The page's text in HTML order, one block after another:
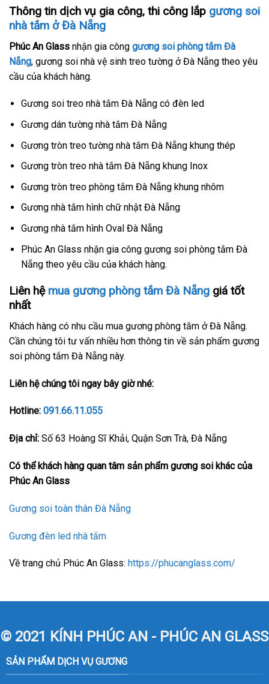
Thông tin dịch vụ gia công, thi công lắp gương soi
nhà tắm ở Đà Nẵng
Phúc An Glass nhận gia công gương soi phòng tắm Đà
Nẵng, gương soi nhà vệ sinh treo tường ở Đà Nẵng theo yêu
cầu của khách hàng.
Gương soi treo nhà tắm Đà Nẵng có đèn led
Gương dán tường nhà tắm Đà Nẵng
Gương tròn treo tường nhà tắm Đà Nẵng khung thép
Gương tròn treo nhà tắm Đà Nẵng khung Inox
Gương tròn treo phòng tắm Đà Nẵng khung nhôm
Gương nhà tắm hình chữ nhật Đà Nẵng
Gương nhà tắm hình Oval Đà Nẵng
Phúc An Glass nhận gia công gương soi phòng tắm Đà
Nẵng theo yêu cầu của khách hàng.
Liên hệ mua gương phòng tắm Đà Nẵng giá tốt
nhất
Khách hàng có nhu cầu mua gương phòng tắm ở Đà Nẵng.
Cần chúng tôi tư vấn nhiều hơn thông tin về sản phẩm gương
soi phòng tắm Đà Nẵng này.
Liên hệ chúng tôi ngay bây giờ nhé:
Hotline: 091.66.11.055
Địa chỉ: Số 63 Hoàng Sĩ Khải, Quận Sơn Trà, Đà Nẵng
Có thể khách hàng quan tâm sản phẩm gương soi khác của
Phúc An Glass
Gương soi toàn thân Đà Nẵng
Gương đèn led nhà tắm
Về trang chủ Phúc An Glass: https://phucanglass.com/
© 2021 KÍNH PHÚC AN - PHÚC AN GLASS
SẢN PHẨM DỊCH VỤ GƯƠNG